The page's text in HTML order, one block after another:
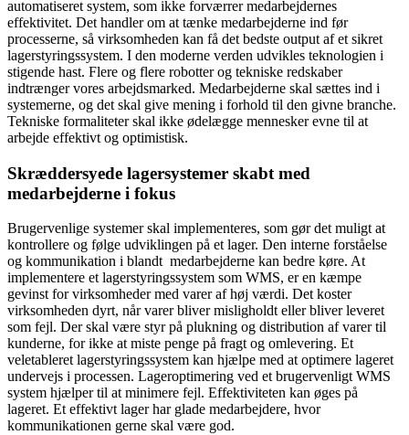
automatiseret system, som ikke forværrer medarbejdernes
effektivitet. Det handler om at tænke medarbejderne ind før
processerne, så virksomheden kan få det bedste output af et sikret
lagerstyringssystem. I den moderne verden udvikles teknologien i
stigende hast. Flere og flere robotter og tekniske redskaber
indtrænger vores arbejdsmarked. Medarbejderne skal sættes ind i
systemerne, og det skal give mening i forhold til den givne branche.
Tekniske formaliteter skal ikke ødelægge mennesker evne til at
arbejde effektivt og optimistisk.
Skræddersyede lagersystemer skabt med
medarbejderne i fokus
Brugervenlige systemer skal implementeres, som gør det muligt at
kontrollere og følge udviklingen på et lager. Den interne forståelse
og kommunikation i blandt medarbejderne kan bedre køre. At
implementere et lagerstyringssystem som WMS, er en kæmpe
gevinst for virksomheder med varer af høj værdi. Det koster
virksomheden dyrt, når varer bliver misligholdt eller bliver leveret
som fejl. Der skal være styr på plukning og distribution af varer til
kunderne, for ikke at miste penge på fragt og omlevering. Et
veletableret lagerstyringssystem kan hjælpe med at optimere lageret
undervejs i processen. Lageroptimering ved et brugervenligt WMS
system hjælper til at minimere fejl. Effektiviteten kan øges på
lageret. Et effektivt lager har glade medarbejdere, hvor
kommunikationen gerne skal være god.